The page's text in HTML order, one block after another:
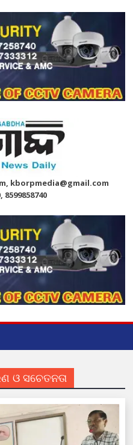
kborpmedia@gmail.com
8599858740
ଓ ସଚେତନତା